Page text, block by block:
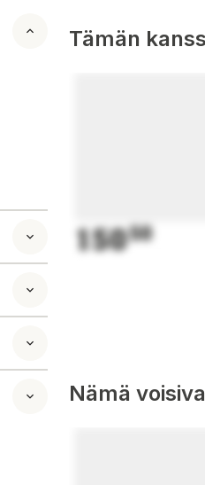
Tämän
15050
Nämä